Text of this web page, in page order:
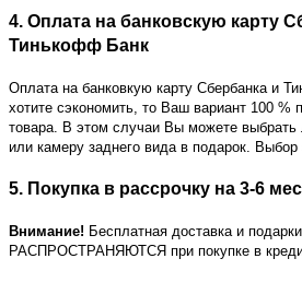
4. Оплата на банковскую карту
Тинькофф Банк
Оплата на банковкую карту Сбербанка и
хотите сэкономить, то Ваш вариант 100 %
товара. В этом случаи Вы можете выбрать
или камеру заднего вида в подарок.
5. Покупка в рассрочку на 3-6
Внимание! Бесплатная доставка и
РАСПРОСТРАНЯЮТСЯ при покупке в